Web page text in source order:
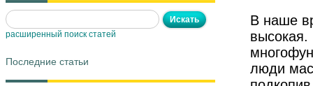
расширенный поиск статей
Последние статьи
В наше
высокая.
люди